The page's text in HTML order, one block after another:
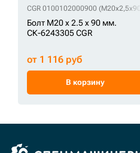
CGR 0100102000900 (M20x2,5x90)
Болт M20 x 2.5 x 90 мм.
СК-6243305 CGR
от 1 116 руб
В корзину